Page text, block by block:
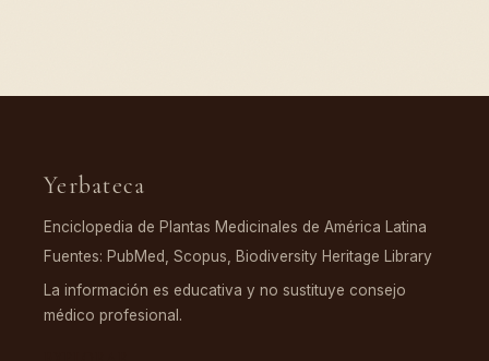
Yerbateca
Enciclopedia de Plantas Medicinales de América Latina
Fuentes: PubMed, Scopus, Biodiversity Heritage Library
La información es educativa y no sustituye consejo
médico profesional.